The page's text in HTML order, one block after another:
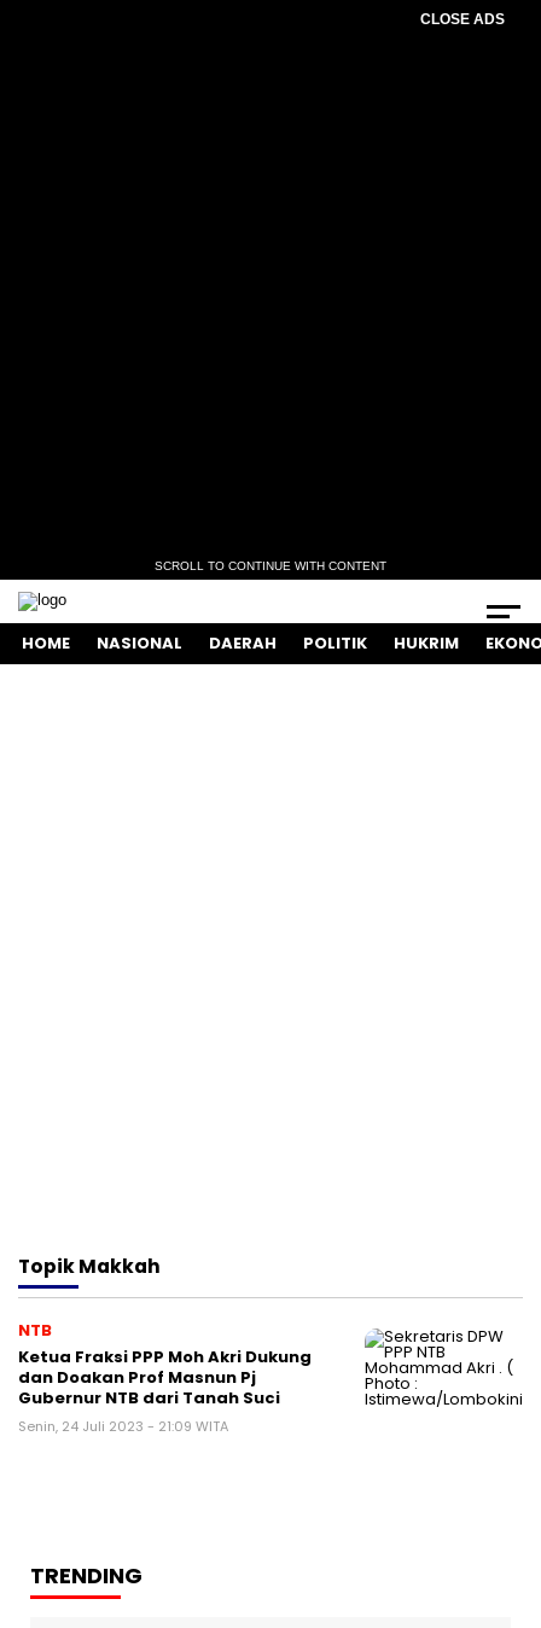
CLOSE ADS
SCROLL TO CONTINUE WITH CONTENT
HOME NASIONAL DAERAH POLITIK HUKRIM
TopikMakkah
NTB
Ketua Fraksi PPP Moh Akri Dukung
dan Doakan Prof Masnun Pj
Gubernur NTB dari Tanah Suci
Senin, 24 Juli 2023 - 21:09 WITA
TRENDING